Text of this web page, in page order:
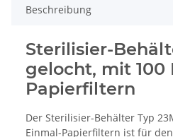
Beschreibung
Sterilisier-
gelocht, mit 100
Papierfiltern
Der Sterilisier-Behälter Typ
Einmal-Papierfiltern ist für